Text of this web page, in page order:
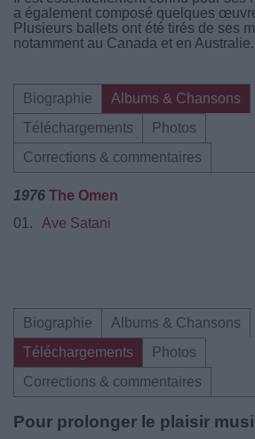
a également composé quelques
Plusieurs ballets ont été tirés de ses
notamment au Canada et en Australie.
Biographie
Albums & Chansons
Téléchargements
Photos
Corrections & commentaires
1976 The Omen
01.
Ave Satani
Biographie
Albums & Chansons
Téléchargements
Photos
Corrections & commentaires
Pour prolonger le plaisir